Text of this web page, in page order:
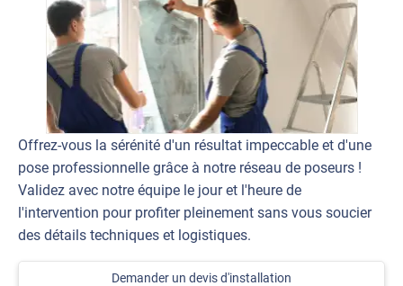
Offrez-vous la sérénité d'un résultat impeccable et d'une
pose professionnelle grâce à notre réseau de poseurs !
Validez avec notre équipe le jour et l'heure de
l'intervention pour profiter pleinement sans vous soucier
des détails techniques et logistiques.
Demander un devis d'installation